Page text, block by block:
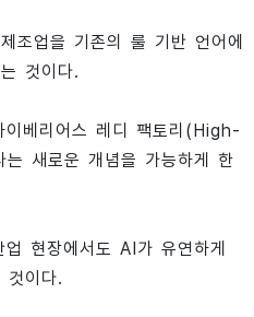
조업을 기존의 룰 기반 언어에
것이다.
베리어스 레디 팩토리(High-
새로운 개념을 가능하게 한
현장에서도 AI가 유연하게
것이다.